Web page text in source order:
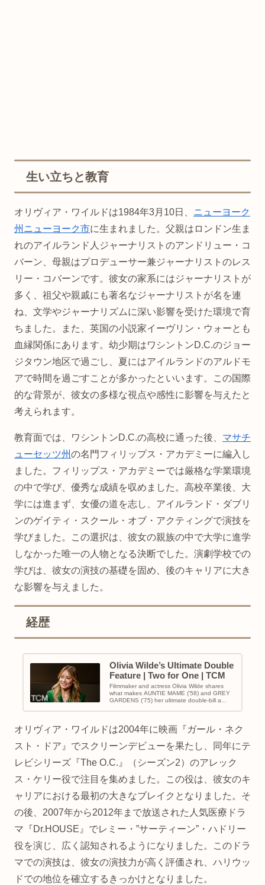
生い立ちと教育
オリヴィア・ワイルドは1984年3月10日、 ニューヨーク
州 ニューヨーク市に生まれました。父親はロンドン生ま
れのアイルランド人ジャーナリストのアンドリュー・コ
バーン、母親はプロデューサー兼ジャーナリストのレス
リー・コバーンです。彼女の家系にはジャーナリストが
多く、祖父や親戚にも著名なジャーナリストが名を連
ね、文学やジャーナリズムに深い影響を受けた環境で育
ちました。また、英国の小説家イーヴリン・ウォーとも
血縁関係にあります。幼少期はワシントンD.C.のジョー
ジタウン地区で過ごし、夏にはアイルランドのアルドモ
アで時間を過ごすことが多かったといいます。この国際
的な背景が、彼女の多様な視点や感性に影響を与えたと
考えられます。
教育面では、ワシントンD.C.の高校に通った後、 マサチ
ューセッツ州の名門フィリップス・アカデミーに編入し
ました。フィリップス・アカデミーでは厳格な学業環境
の中で学び、優秀な成績を収めました。高校卒業後、大
学には進まず、女優の道を志し、アイルランド・ダブリ
ンのゲイティ・スクール・オブ・アクティングで演技を
学びました。この選択は、彼女の親族の中で大学に進学
しなかった唯一の人物となる決断でした。演劇学校での
学びは、彼女の演技の基礎を固め、後のキャリアに大き
な影響を与えました。
経歴
Olivia Wilde’s Ultimate Double
Feature | Two for One | TCM
Filmmaker and actress Olivia Wilde shares
what makes AUNTIE MAME ('58) and GREY
GARDENS ('75) her ultimate double-bill a...
オリヴィア・ワイルドは2004年に映画『ガール・ネク
スト・ドア』でスクリーンデビューを果たし、同年にテ
レビシリーズ『The O.C.』（シーズン2）のアレック
ス・ケリー役で注目を集めました。この役は、彼女のキ
ャリアにおける最初の大きなブレイクとなりました。そ
の後、2007年から2012年まで放送された人気医療ドラ
マ『Dr.HOUSE』でレミー・”サーティーン”・ハドリー
役を演じ、広く認知されるようになりました。このドラ
マでの演技は、彼女の演技力が高く評価され、ハリウッ
ドでの地位を確立するきっかけとなりました。